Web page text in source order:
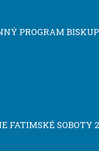
PROGRAM
FATIMSKÉ SOBOTY